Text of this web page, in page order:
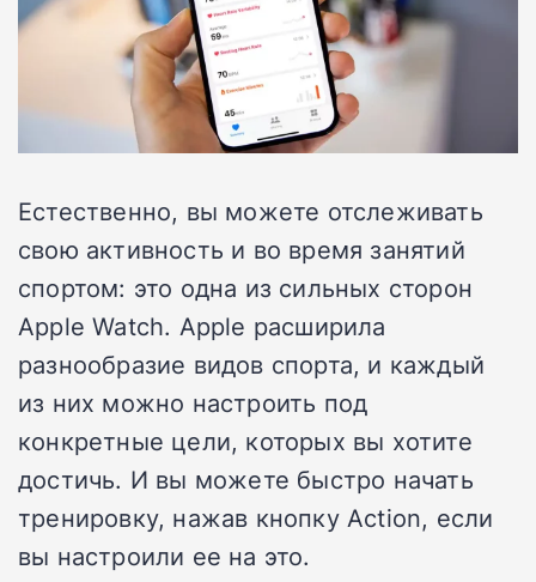
Естественно, вы можете отслеживать
свою активность и во время занятий
спортом: это одна из сильных сторон
Apple Watch. Apple расширила
разнообразие видов спорта, и каждый
из них можно настроить под
конкретные цели, которых вы хотите
достичь. И вы можете быстро начать
тренировку, нажав кнопку Action, если
вы настроили ее на это.